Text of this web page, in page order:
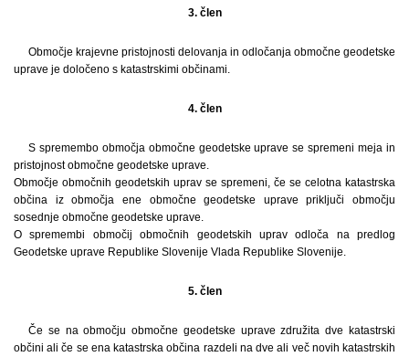
3. člen
Območje krajevne pristojnosti delovanja in odločanja območne geodetske
uprave je določeno s katastrskimi občinami.
4. člen
S spremembo območja območne geodetske uprave se spremeni meja in
pristojnost območne geodetske uprave.
Območje območnih geodetskih uprav se spremeni, če se celotna katastrska
občina iz območja ene območne geodetske uprave priključi območju
sosednje območne geodetske uprave.
O spremembi območij območnih geodetskih uprav odloča na predlog
Geodetske uprave Republike Slovenije Vlada Republike Slovenije.
5. člen
Če se na območju območne geodetske uprave združita dve katastrski
občini ali če se ena katastrska občina razdeli na dve ali več novih katastrskih